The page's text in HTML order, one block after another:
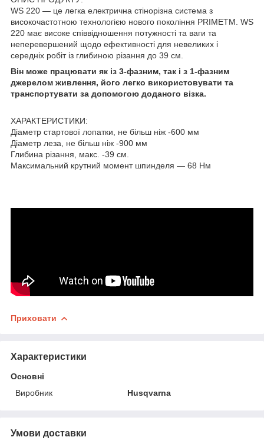
WS 220 — це легка електрична стінорізна система з
високочастотною технологією нового покоління PRIMETM. WS
220 має високе співвідношення потужності та ваги та
неперевершений щодо ефективності для невеликих і
середніх робіт із глибиною різання до 39 см.
Він може працювати як із 3-фазним, так і з 1-фазним
джерелом живлення, його легко використовувати та
транспортувати за допомогою доданого візка.
ХАРАКТЕРИСТИКИ:
Діаметр стартової лопатки, не більш ніж -600 мм
Діаметр леза, не більш ніж -900 мм
Глибина різання, макс. -39 см.
Максимальний крутний момент шпинделя — 68 Нм
Приховати
Характеристики
Основні
Виробник
Husqvarna
Умови доставки